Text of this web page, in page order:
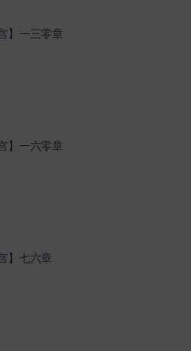
】一三零章
】一六零章
】七六章